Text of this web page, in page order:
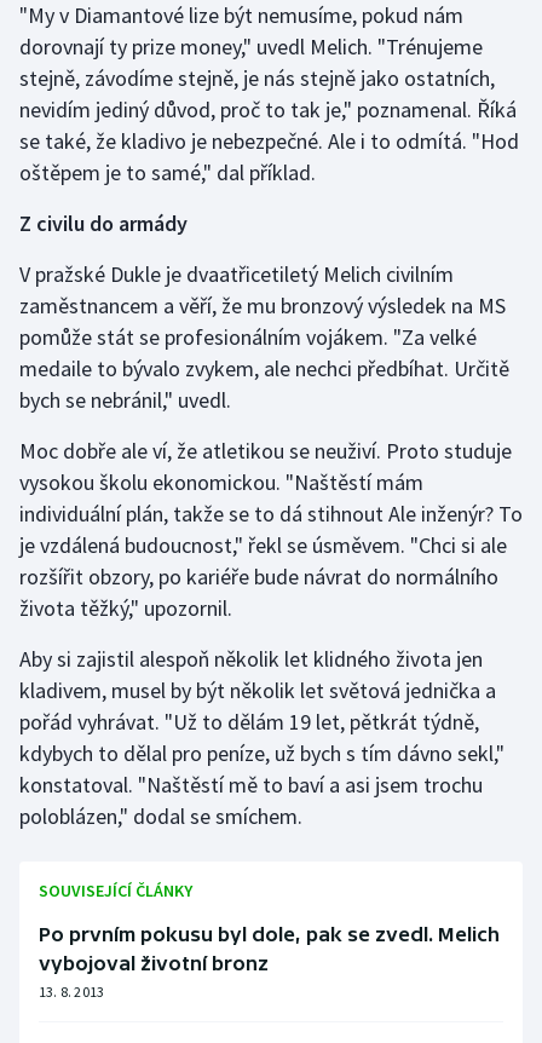
Stolní tenis
Triatlon
Veslování
Vodní slalom
Ostatní
"My v Diamantové lize být nemusíme, pokud nám
dorovnají ty prize money," uvedl Melich. "Trénujeme
stejně, závodíme stejně, je nás stejně jako ostatních,
nevidím jediný důvod, proč to tak je," poznamenal. Říká
se také, že kladivo je nebezpečné. Ale i to odmítá. "Hod
oštěpem je to samé," dal příklad.
Z civilu do armády
V pražské Dukle je dvaatřicetiletý Melich civilním
zaměstnancem a věří, že mu bronzový výsledek na MS
pomůže stát se profesionálním vojákem. "Za velké
medaile to bývalo zvykem, ale nechci předbíhat. Určitě
bych se nebránil," uvedl.
Moc dobře ale ví, že atletikou se neuživí. Proto studuje
vysokou školu ekonomickou. "Naštěstí mám
individuální plán, takže se to dá stihnout Ale inženýr? To
je vzdálená budoucnost," řekl se úsměvem. "Chci si ale
rozšířit obzory, po kariéře bude návrat do normálního
života těžký," upozornil.
Aby si zajistil alespoň několik let klidného života jen
kladivem, musel by být několik let světová jednička a
pořád vyhrávat. "Už to dělám 19 let, pětkrát týdně,
kdybych to dělal pro peníze, už bych s tím dávno sekl,"
konstatoval. "Naštěstí mě to baví a asi jsem trochu
poloblázen," dodal se smíchem.
SOUVISEJÍCÍ ČLÁNKY
Po prvním pokusu byl dole, pak se zvedl. Melich
vybojoval životní bronz
13. 8. 2013